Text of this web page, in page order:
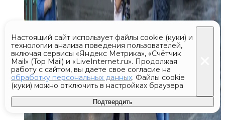
Настоящий сайт использует файлы cookie (куки) и
технологии анализа поведения пользователей,
включая сервисы «Яндекс Метрика», «Счётчик
Mail» (Top Mail) и «LiveInternet.ru». Продолжая
работу с сайтом, вы даете свое согласие на
обработку персональных данных. Файлы cookie
(куки) можно отключить в настройках браузера
Подтвердить